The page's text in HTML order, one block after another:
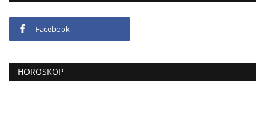
Facebook
HOROSKOP